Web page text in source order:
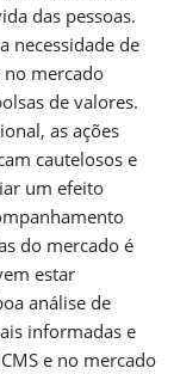
das pessoas.
necessidade de
no mercado
de valores.
as ações
cautelosos e
um efeito
do mercado é
estar
análise de
informadas e
e no mercado